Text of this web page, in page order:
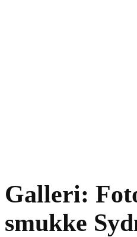
Galleri:
smukke